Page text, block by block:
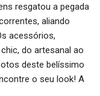
resgatou a pegada
aliando
acessórios,
do artesanal ao
deste belíssimo
o seu look! A